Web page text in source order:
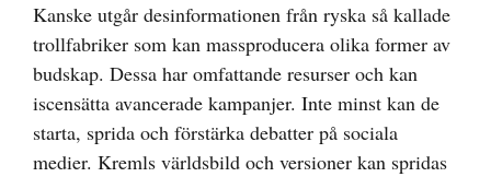
Kanske utgår desinformationen från ryska så kallade
trollfabriker som kan massproducera olika former av
budskap. Dessa har omfattande resurser och kan
iscensätta avancerade kampanjer. Inte minst kan de
starta, sprida och förstärka debatter på sociala
medier. Kremls världsbild och versioner kan spridas